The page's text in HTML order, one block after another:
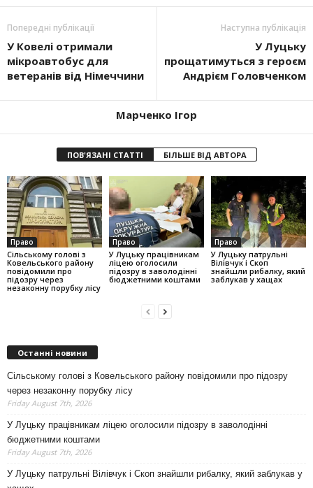
Попередні публікації
У Ковелі отримали
мікроавтобус для
ветеранів від Німеччини
Наступна публікація
У Луцьку
прощатимуться з героєм
Андрієм Головченком
Марченко Ігор
ПОВ'ЯЗАНІ СТАТТІ БІЛЬШЕ ВІД АВТОРА
Право
Сільському голові з
Ковельського району
повідомили про
підозру через
незаконну порубку лісу
Право
У Луцьку працівникам
ліцею оголосили
підозру в заволодінні
бюджетними коштами
Право
У Луцьку патрульні
Вілівчук і Скоп
знайшли рибалку, який
заблукав у хащах
Останні новини
Сільському голові з Ковельського району повідомили про підозру
через незаконну порубку лісу
Friday August 7th, 2026
У Луцьку працівникам ліцею оголосили підозру в заволодінні
бюджетними коштами
Friday August 7th, 2026
У Луцьку патрульні Вілівчук і Скоп знайшли рибалку, який заблукав у